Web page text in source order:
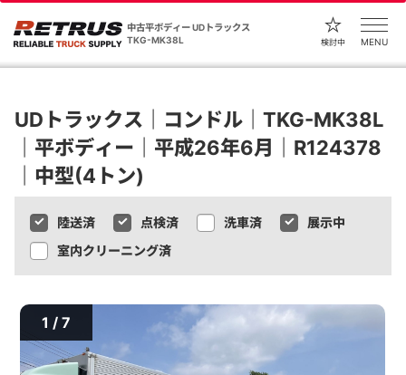
中古平ボディー UDトラックス
TKG-MK38L
検討中 MENU
UDトラックス｜コンドル｜TKG-MK38L
｜平ボディー｜平成26年6月｜R124378
｜中型(4トン)
陸送済 点検済 洗車済
展示中
室内クリーニング済
1 / 7